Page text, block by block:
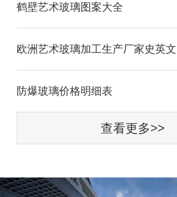
鹤壁艺术玻璃图案大全
防爆玻璃价格明细表
查看更多>>